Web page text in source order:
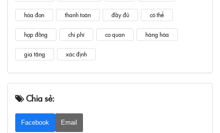
hóa đơn thanh toán đầy đủ có thể
hợp đồng chi phí cơ quan hàng hóa
gia tăng xác định
Chia sẻ:
Facebook Email